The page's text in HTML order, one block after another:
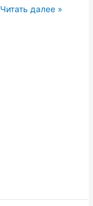
Открытая
Читать далее »